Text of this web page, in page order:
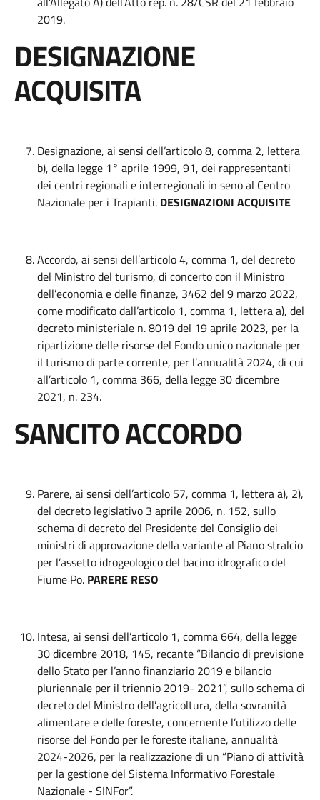
2019.
DESIGNAZIONE
ACQUISITA
Designazione, ai sensi dell’articolo 8, comma 2, lettera
b), della legge 1° aprile 1999, 91, dei rappresentanti
dei centri regionali e interregionali in seno al Centro
Nazionale per i Trapianti. DESIGNAZIONI ACQUISITE
Accordo, ai sensi dell’articolo 4, comma 1, del decreto
del Ministro del turismo, di concerto con il Ministro
dell’economia e delle finanze, 3462 del 9 marzo 2022,
come modificato dall’articolo 1, comma 1, lettera a), del
decreto ministeriale n. 8019 del 19 aprile 2023, per la
ripartizione delle risorse del Fondo unico nazionale per
il turismo di parte corrente, per l’annualità 2024, di cui
all’articolo 1, comma 366, della legge 30 dicembre
2021, n. 234.
SANCITO ACCORDO
Parere, ai sensi dell’articolo 57, comma 1, lettera a), 2),
del decreto legislativo 3 aprile 2006, n. 152, sullo
schema di decreto del Presidente del Consiglio dei
ministri di approvazione della variante al Piano stralcio
per l’assetto idrogeologico del bacino idrografico del
Fiume Po. PARERE RESO
Intesa, ai sensi dell’articolo 1, comma 664, della legge
30 dicembre 2018, 145, recante “Bilancio di previsione
dello Stato per l’anno finanziario 2019 e bilancio
pluriennale per il triennio 2019- 2021”, sullo schema di
decreto del Ministro dell’agricoltura, della sovranità
alimentare e delle foreste, concernente l’utilizzo delle
risorse del Fondo per le foreste italiane, annualità
2024-2026, per la realizzazione di un “Piano di attività
per la gestione del Sistema Informativo Forestale
Nazionale - SINFor”.